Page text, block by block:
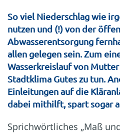
So viel Niederschlag wie
nutzen und (!) von der
Abwasserentsorgung
allen gelegen sein. Zum
Wasserkreislauf von
Stadtklima Gutes zu tun.
Einleitungen auf die
dabei mithilft, spart sogar
Sprichwörtliches „Maß